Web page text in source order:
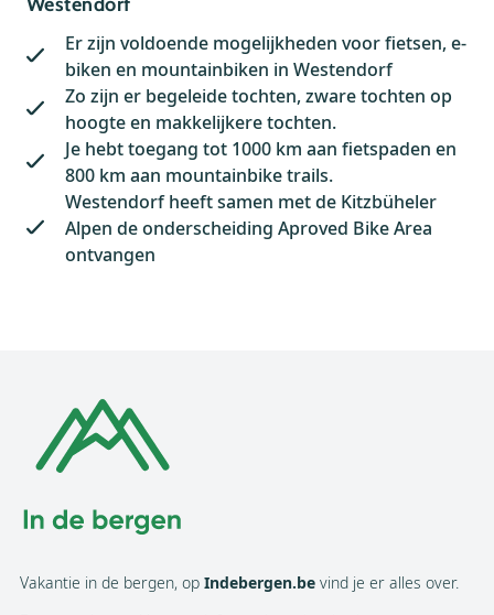
Er zijn voldoende mogelijkheden voor fietsen, e-
biken en mountainbiken in Westendorf
Zo zijn er begeleide tochten, zware tochten op
hoogte en makkelijkere tochten.
Je hebt toegang tot 1000 km aan fietspaden en
800 km aan mountainbike trails.
Westendorf heeft samen met de Kitzbüheler
Alpen de onderscheiding Aproved Bike Area
ontvangen
Vakantie in de bergen, op Indebergen.be vind je er alles over.